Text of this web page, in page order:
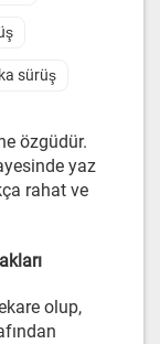
sürüş
özgüdür.
yaz
rahat ve
olup,